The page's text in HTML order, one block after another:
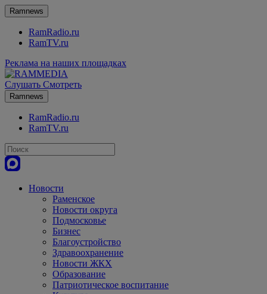
Ramnews
RamRadio.ru
RamTV.ru
Реклама на наших площадках
Слушать Смотреть
Ramnews
RamRadio.ru
RamTV.ru
Новости
Раменское
Новости округа
Подмосковье
Бизнес
Благоустройство
Здравоохранение
Новости ЖКХ
Образование
Патриотическое воспитание